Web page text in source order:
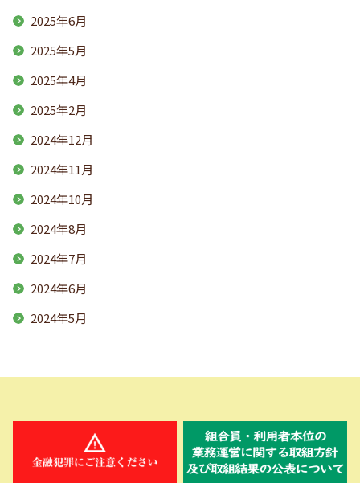
2025年6月
2025年5月
2025年4月
2025年2月
2024年12月
2024年11月
2024年10月
2024年8月
2024年7月
2024年6月
2024年5月